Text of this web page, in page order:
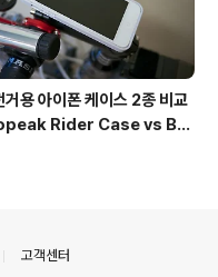
거용 아이폰 케이스 2종 비교
Rider Case vs BM
고객센터